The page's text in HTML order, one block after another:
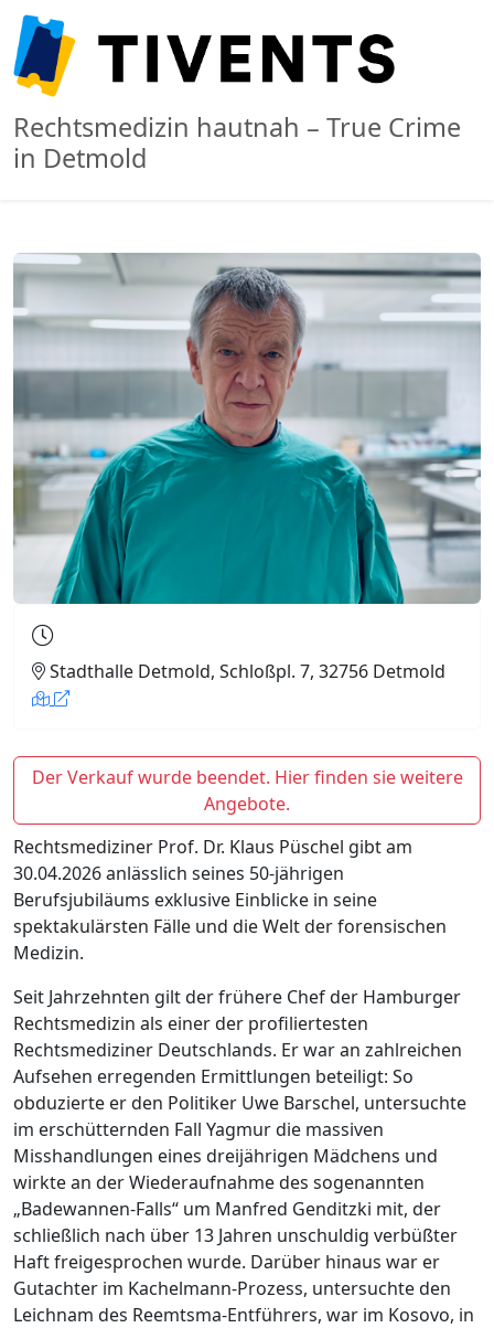
Rechtsmedizin hautnah – True Crime
in Detmold
Stadthalle Detmold, Schloßpl. 7, 32756 Detmold
Der Verkauf wurde beendet. Hier finden sie weitere
Angebote.
Rechtsmediziner Prof. Dr. Klaus Püschel gibt am
30.04.2026 anlässlich seines 50-jährigen
Berufsjubiläums exklusive Einblicke in seine
spektakulärsten Fälle und die Welt der forensischen
Medizin.
Seit Jahrzehnten gilt der frühere Chef der Hamburger
Rechtsmedizin als einer der profiliertesten
Rechtsmediziner Deutschlands. Er war an zahlreichen
Aufsehen erregenden Ermittlungen beteiligt: So
obduzierte er den Politiker Uwe Barschel, untersuchte
im erschütternden Fall Yagmur die massiven
Misshandlungen eines dreijährigen Mädchens und
wirkte an der Wiederaufnahme des sogenannten
„Badewannen-Falls“ um Manfred Genditzki mit, der
schließlich nach über 13 Jahren unschuldig verbüßter
Haft freigesprochen wurde. Darüber hinaus war er
Gutachter im Kachelmann-Prozess, untersuchte den
Leichnam des Reemtsma-Entführers, war im Kosovo, in